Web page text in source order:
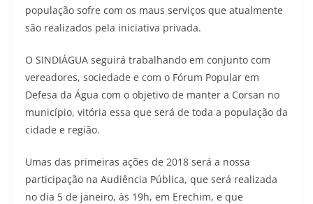
população sofre com os maus serviços que atualmente
são realizados pela iniciativa privada.
O SINDIÁGUA seguirá trabalhando em conjunto com
vereadores, sociedade e com o Fórum Popular em
Defesa da Água com o objetivo de manter a Corsan no
município, vitória essa que será de toda a população da
cidade e região.
Umas das primeiras ações de 2018 será a nossa
participação na Audiência Pública, que será realizada
no dia 5 de janeiro, às 19h, em Erechim, e que